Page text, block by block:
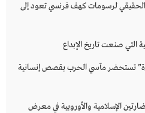
لرسومات كهف فرنسي تعود إلى
التي صنعت تاريخ الإبداع
تستحضر مآسي الحرب بقصص إنسانية
الإسلامية والأوروبية في معرض